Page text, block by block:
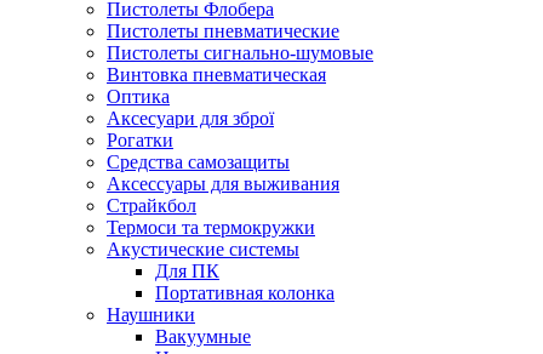
Пистолеты Флобера
Пистолеты пневматические
Пистолеты сигнально-шумовые
Винтовка пневматическая
Оптика
Аксесуари для зброї
Рогатки
Средства самозащиты
Аксессуары для выживания
Страйкбол
Термоси та термокружки
Акустические системы
Для ПК
Портативная колонка
Наушники
Вакуумные